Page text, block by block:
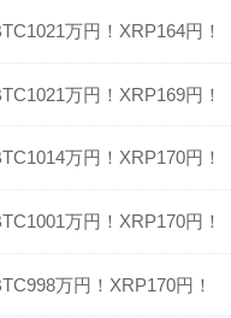
万円！XRP164円！
万円！XRP169円！
万円！XRP170円！
万円！XRP170円！
万円！XRP170円！